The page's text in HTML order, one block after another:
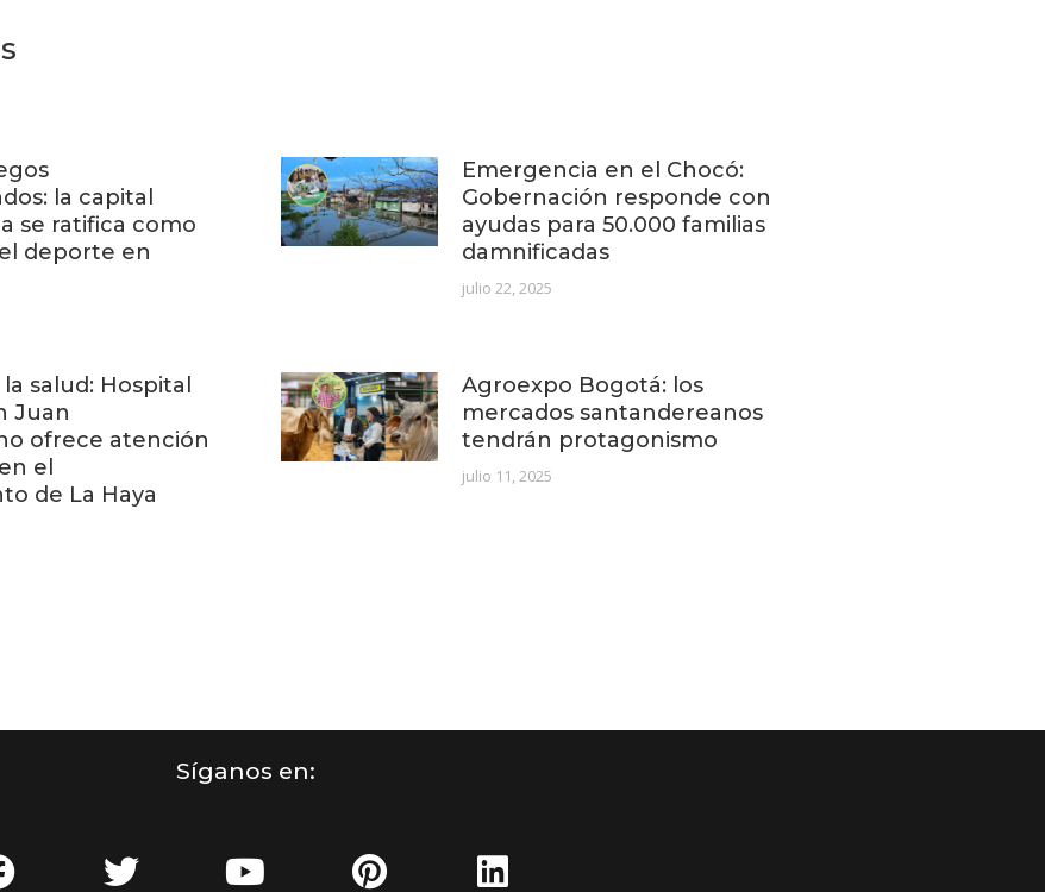
la capital
se ratifica como
deporte en
Emergencia en el Chocó:
Gobernación responde con
ayudas para 50.000 familias
damnificadas
julio 22, 2025
salud: Hospital
Juan
ofrece atención
el
de La Haya
Agroexpo Bogotá: los
mercados santandereanos
tendrán protagonismo
julio 11, 2025
Síganos en: